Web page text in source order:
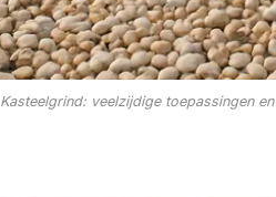
Kasteelgrind: veelzijdige toepassingen